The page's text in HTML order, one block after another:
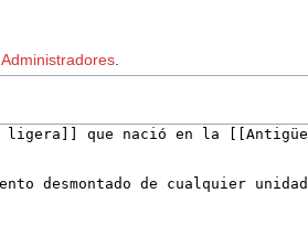
Administradores